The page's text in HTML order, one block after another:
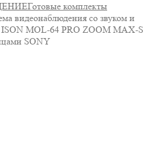
Готовые комплекты
видеонаблюдения со звуком и
MOL-64 PRO ZOOM MAX-S
SONY